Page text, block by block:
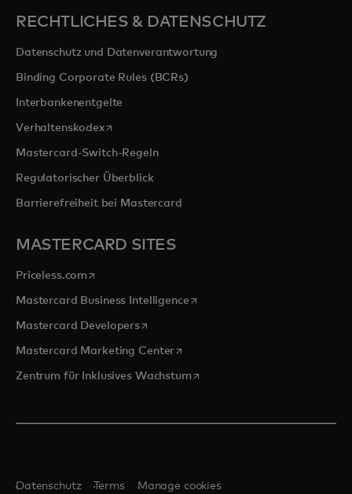
RECHTLICHES & DATENSCHUTZ
Datenschutz und Datenverantwortung
Binding Corporate Rules (BCRs)
Interbankenentgelte
Verhaltenskodexwird in einer neuen Registerkarte geöffnet
Mastercard-Switch-Regeln
Regulatorischer Überblick
Barrierefreiheit bei Mastercard
MASTERCARD SITES
Priceless.com wird in einer neuen Registerkarte geöffnet
Mastercard Business Intelligencewird in einer neuen
Mastercard Developerswird in einer neuen Registerkarte
Mastercard Marketing Centerwird in einer neuen
Zentrum für Inklusives Wachstumwird in einer neuen
Datenschutz Terms Manage cookies